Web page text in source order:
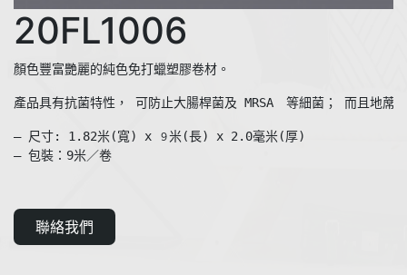
20FL1006
產品具有抗菌特性， 可防止大腸桿菌及 MRSA　等細菌； 而且地
— 尺寸: 1.82米(寬) x ９米(長) x 2.0毫米(厚)
— 包裝：9米／卷
聯絡我們